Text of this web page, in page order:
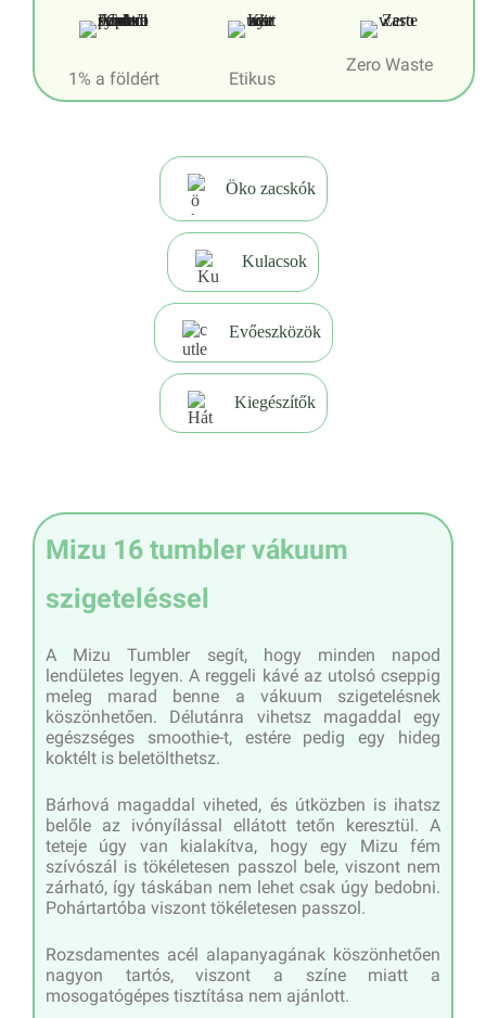
1% a földért Etikus
Zero Waste
Öko zacskók
Kulacsok
Evőeszközök
Kiegészítők
Mizu 16 tumbler vákuum
szigeteléssel
A Mizu Tumbler segít, hogy minden napod
lendületes legyen. A reggeli kávé az utolsó cseppig
meleg marad benne a vákuum szigetelésnek
köszönhetően. Délutánra vihetsz magaddal egy
egészséges smoothie-t, estére pedig egy hideg
koktélt is beletölthetsz.
Bárhová magaddal viheted, és útközben is ihatsz
belőle az ivónyílással ellátott tetőn keresztül. A
teteje úgy van kialakítva, hogy egy Mizu fém
szívószál is tökéletesen passzol bele, viszont nem
zárható, így táskában nem lehet csak úgy bedobni.
Pohártartóba viszont tökéletesen passzol.
Rozsdamentes acél alapanyagának köszönhetően
nagyon tartós, viszont a színe miatt a
mosogatógépes tisztítása nem ajánlott.